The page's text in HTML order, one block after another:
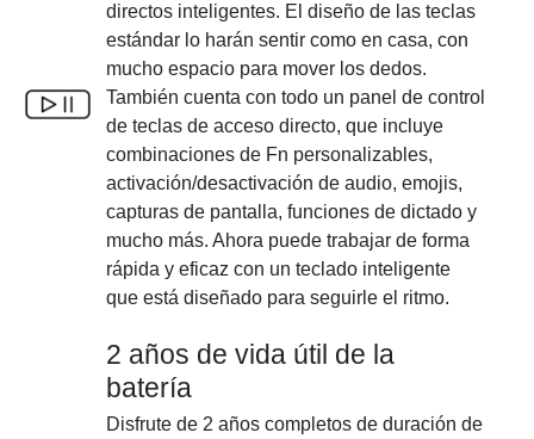
directos inteligentes. El diseño de las teclas
estándar lo harán sentir como en casa, con
mucho espacio para mover los dedos.
También cuenta con todo un panel de control
de teclas de acceso directo, que incluye
combinaciones de Fn personalizables,
activación/desactivación de audio, emojis,
capturas de pantalla, funciones de dictado y
mucho más. Ahora puede trabajar de forma
rápida y eficaz con un teclado inteligente
que está diseñado para seguirle el ritmo.
2 años de vida útil de la
batería
Disfrute de 2 años completos de duración de